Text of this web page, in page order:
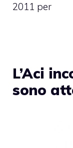
2011 per
L’Aci
sono